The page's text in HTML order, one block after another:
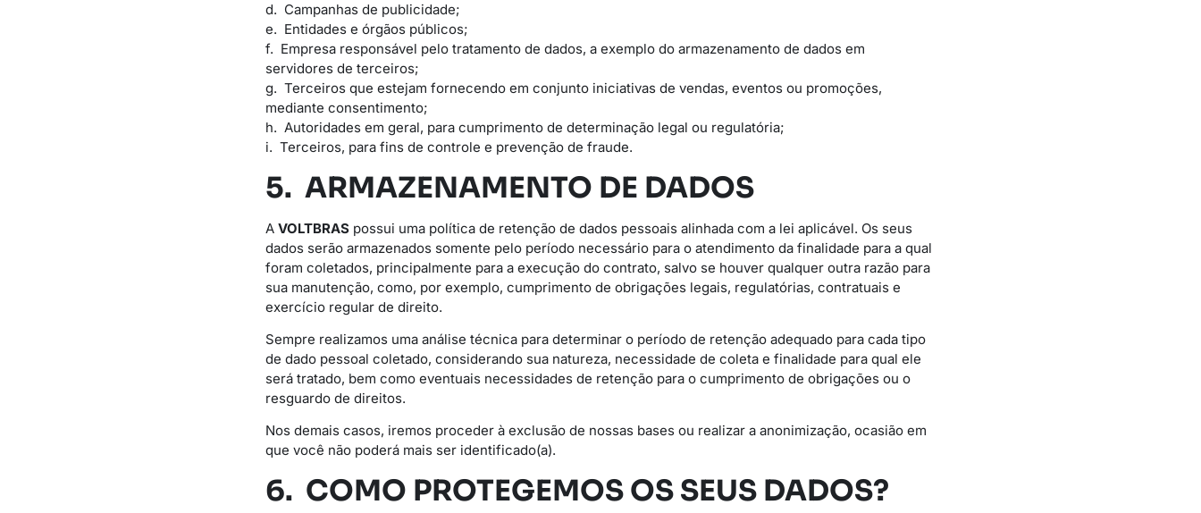
d. Campanhas de publicidade;
e. Entidades e órgãos públicos;
f. Empresa responsável pelo tratamento de dados, a exemplo do armazenamento de dados em
servidores de terceiros;
g. Terceiros que estejam fornecendo em conjunto iniciativas de vendas, eventos ou promoções,
mediante consentimento;
h. Autoridades em geral, para cumprimento de determinação legal ou regulatória;
i. Terceiros, para fins de controle e prevenção de fraude.
5. ARMAZENAMENTO DE DADOS
A VOLTBRAS possui uma política de retenção de dados pessoais alinhada com a lei aplicável. Os seus
dados serão armazenados somente pelo período necessário para o atendimento da finalidade para a qual
foram coletados, principalmente para a execução do contrato, salvo se houver qualquer outra razão para
sua manutenção, como, por exemplo, cumprimento de obrigações legais, regulatórias, contratuais e
exercício regular de direito.
Sempre realizamos uma análise técnica para determinar o período de retenção adequado para cada tipo
de dado pessoal coletado, considerando sua natureza, necessidade de coleta e finalidade para qual ele
será tratado, bem como eventuais necessidades de retenção para o cumprimento de obrigações ou o
resguardo de direitos.
Nos demais casos, iremos proceder à exclusão de nossas bases ou realizar a anonimização, ocasião em
que você não poderá mais ser identificado(a).
6. COMO PROTEGEMOS OS SEUS DADOS?